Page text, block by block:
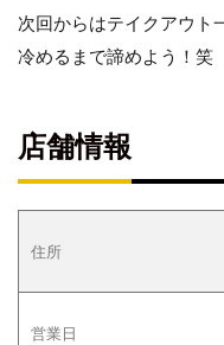
次回からはテイクアウト
冷めるまで諦めよう！笑
店舗情報
住所
営業日